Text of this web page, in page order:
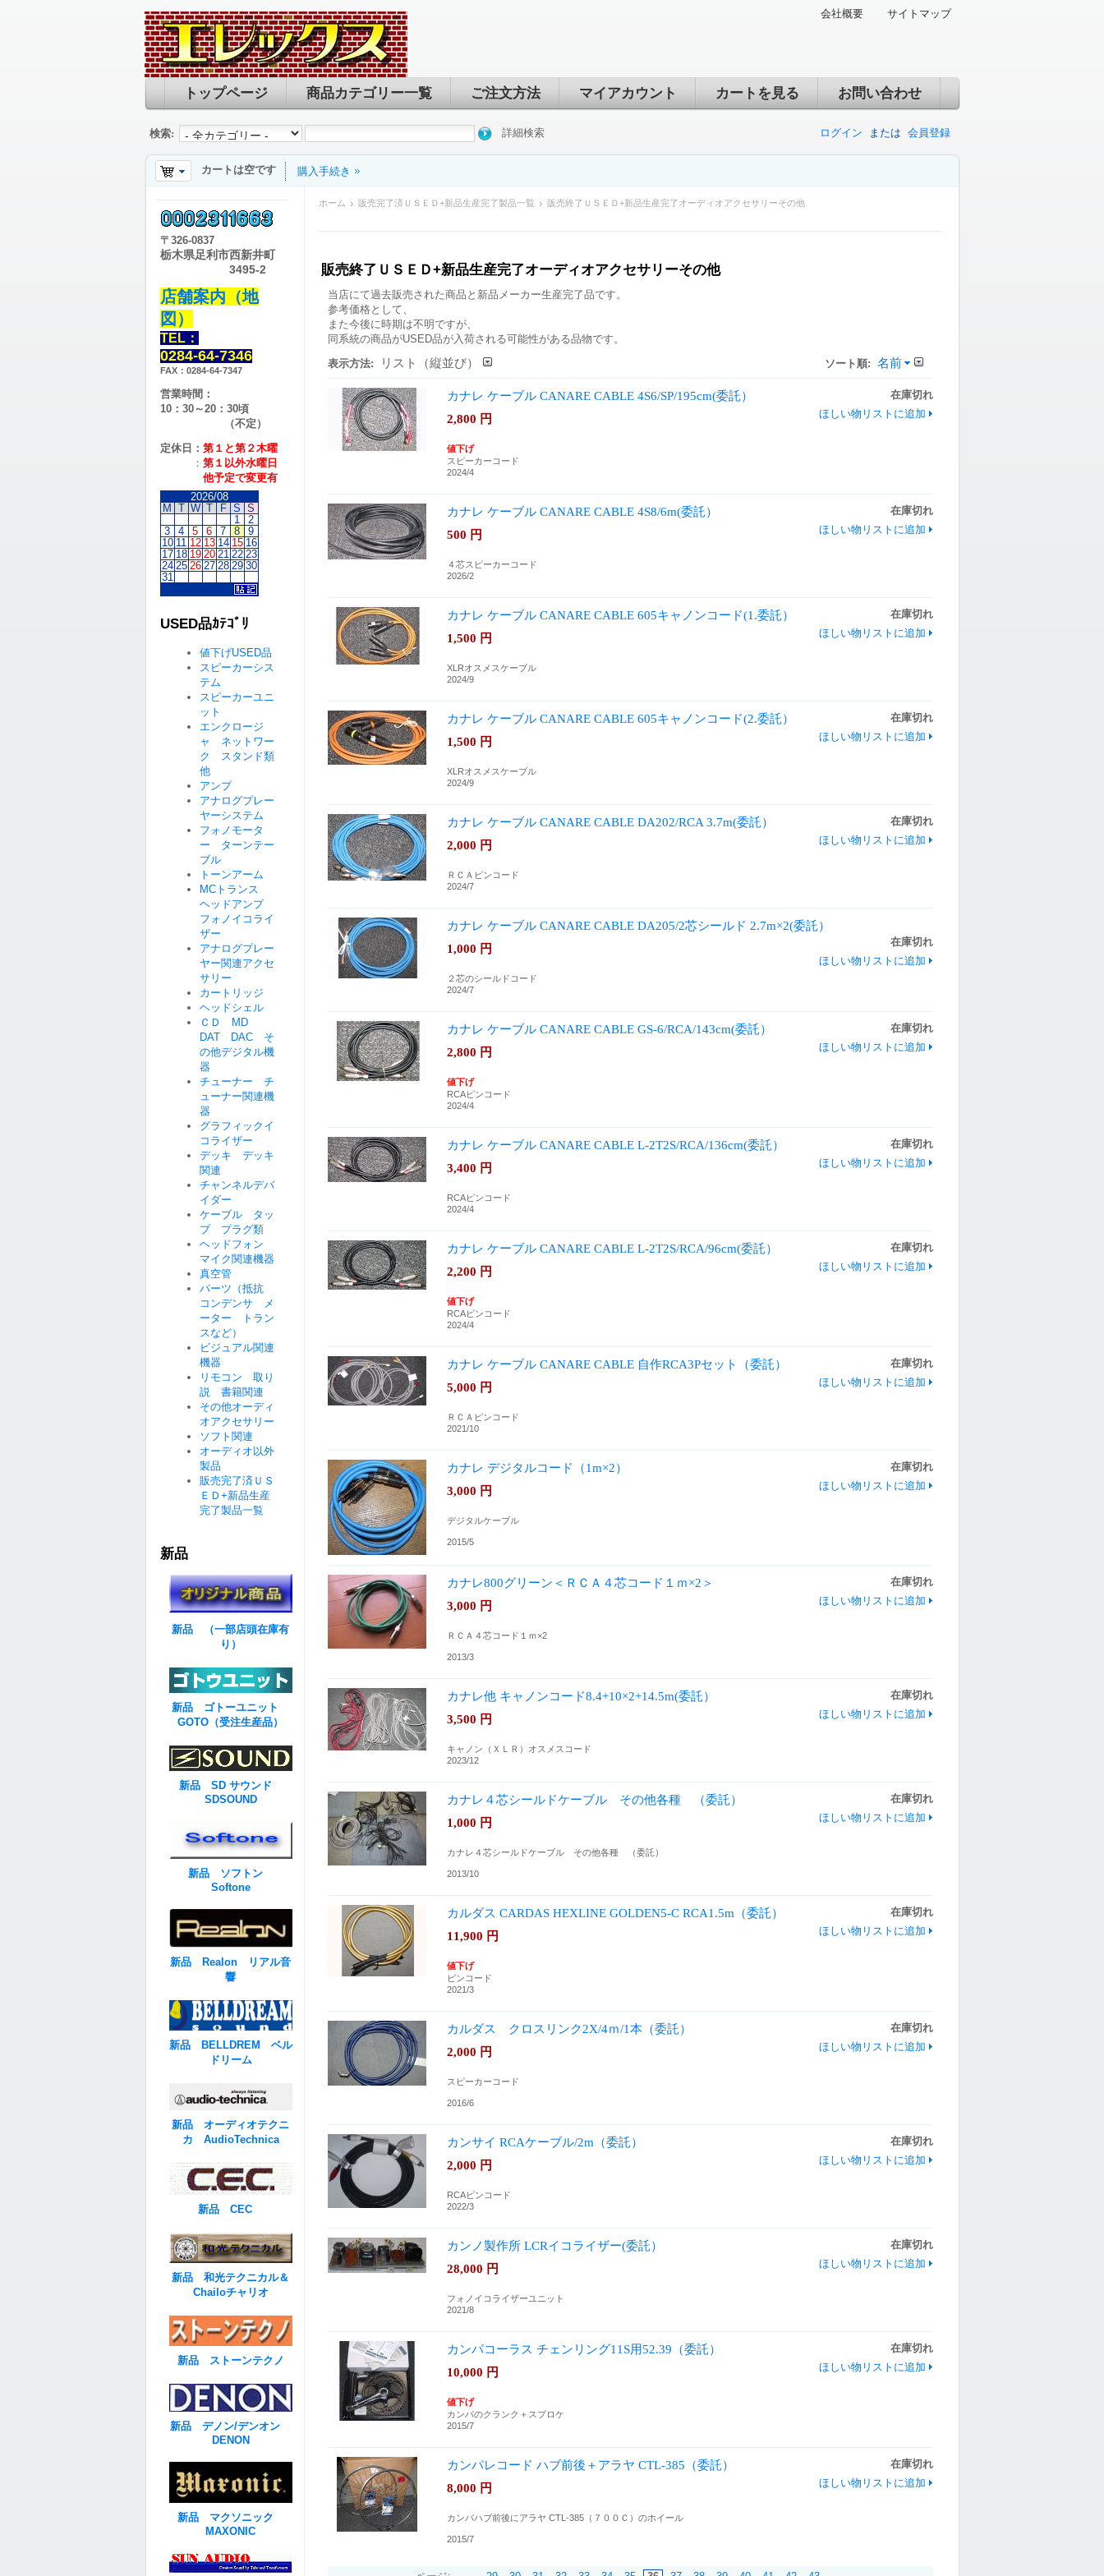
会社概要 サイトマップ
トップページ 商品カテゴリー一覧 ご注文方法 マイアカウント カートを見る お問い合わせ
ログイン または 会員登録
検索: 詳細検索
カートは空です 購入手続き
ホーム 販売完了済ＵＳＥＤ+新品生産完了製品一覧 販売終了ＵＳＥＤ+新品生産完了オーディオアクセサリーその他
販売終了ＵＳＥＤ+新品生産完了オーディオアクセサリーその他
当店にて過去販売された商品と新品メーカー生産完了品です。
参考価格として、
また今後に時期は不明ですが、
同系統の商品がUSED品が入荷される可能性がある品物です。
表示方法:
リスト（縦並び） ソート順: 名前
カナレ ケーブル CANARE CABLE 4S6/SP/195cm(委託）
在庫切れ
ほしい物リストに追加
2,800 円
値下げ
スピーカーコード
2024/4
カナレ ケーブル CANARE CABLE 4S8/6m(委託）
在庫切れ
ほしい物リストに追加
500 円
４芯スピーカーコード
2026/2
カナレ ケーブル CANARE CABLE 605キャノンコード(1.委託）
在庫切れ
ほしい物リストに追加
1,500 円
XLRオスメスケーブル
2024/9
カナレ ケーブル CANARE CABLE 605キャノンコード(2.委託）
在庫切れ
ほしい物リストに追加
1,500 円
XLRオスメスケーブル
2024/9
カナレ ケーブル CANARE CABLE DA202/RCA 3.7m(委託）
在庫切れ
ほしい物リストに追加
2,000 円
ＲＣＡピンコード
2024/7
カナレ ケーブル CANARE CABLE DA205/2芯シールド 2.7m×2(委託）
在庫切れ
ほしい物リストに追加
1,000 円
２芯のシールドコード
2024/7
カナレ ケーブル CANARE CABLE GS-6/RCA/143cm(委託）
在庫切れ
ほしい物リストに追加
2,800 円
値下げ
RCAピンコード
2024/4
カナレ ケーブル CANARE CABLE L-2T2S/RCA/136cm(委託）
在庫切れ
ほしい物リストに追加
3,400 円
RCAピンコード
2024/4
カナレ ケーブル CANARE CABLE L-2T2S/RCA/96cm(委託）
在庫切れ
ほしい物リストに追加
2,200 円
値下げ
RCAピンコード
2024/4
カナレ ケーブル CANARE CABLE 自作RCA3Pセット（委託）
在庫切れ
ほしい物リストに追加
5,000 円
ＲＣＡピンコード
2021/10
カナレ デジタルコード（1m×2）
在庫切れ
ほしい物リストに追加
3,000 円
デジタルケーブル
2015/5
カナレ800グリーン＜ＲＣＡ４芯コード１ｍ×2＞
在庫切れ
ほしい物リストに追加
3,000 円
ＲＣＡ４芯コード１ｍ×2
2013/3
カナレ他 キャノンコード8.4+10×2+14.5m(委託）
在庫切れ
ほしい物リストに追加
3,500 円
キャノン（ＸＬＲ）オスメスコード
2023/12
カナレ４芯シールドケーブル その他各種 （委託）
在庫切れ
ほしい物リストに追加
1,000 円
カナレ４芯シールドケーブル その他各種 （委託）
2013/10
カルダス CARDAS HEXLINE GOLDEN5-C RCA1.5m（委託）
在庫切れ
ほしい物リストに追加
11,900 円
値下げ
ピンコード
2021/3
カルダス クロスリンク2X/4ｍ/1本（委託）
在庫切れ
ほしい物リストに追加
2,000 円
スピーカーコード
2016/6
カンサイ RCAケーブル/2m（委託）
在庫切れ
ほしい物リストに追加
2,000 円
RCAピンコード
2022/3
カンノ製作所 LCRイコライザー(委託）
在庫切れ
ほしい物リストに追加
28,000 円
フォノイコライザーユニット
2021/8
カンパコーラス チェンリング11S用52.39（委託）
在庫切れ
ほしい物リストに追加
10,000 円
値下げ
カンパのクランク＋スプロケ
2015/7
カンパレコード ハブ前後＋アラヤ CTL-385（委託）
在庫切れ
ほしい物リストに追加
8,000 円
カンパハブ前後にアラヤ CTL-385（７００Ｃ）のホイール
2015/7
〒 326-0837
栃木県足利市西新井町
3495-2
店舗案内（地
図）
TEL：
0284-64-7346
FAX：0284-64-7347
営業時間：
10：30～20：30頃
（不定）
定休日： 第１と第２木曜
： 第１以外水曜日
他予定で変更有
2026/08
M
T W T F S S
1
2
3
4 5 6 7 8
9
10 11 12 13 14 15 16
17 18 19 20 21 22 23
24 25 26 27 28 29 30
31
USED品ｶﾃｺﾞﾘ
値下げUSED品
スピーカーシス
テム
スピーカーユニ
ット
エンクロージ
ャ ネットワー
ク スタンド類
他
アンプ
アナログプレー
ヤーシステム
フォノモータ
ー ターンテー
ブル
トーンアーム
MCトランス
ヘッドアンプ
フォノイコライ
ザー
アナログプレー
ヤー関連アクセ
サリー
カートリッジ
ヘッドシェル
ＣＤ MD
DAT DAC そ
の他デジタル機
器
チューナー チ
ューナー関連機
器
グラフィックイ
コライザー
デッキ デッキ
関連
チャンネルデバ
イダー
ケーブル タッ
プ プラグ類
ヘッドフォン
マイク関連機器
真空管
パーツ（抵抗
コンデンサ メ
ーター トラン
スなど）
ビジュアル関連
機器
リモコン 取り
説 書籍関連
その他オーディ
オアクセサリー
ソフト関連
オーディオ以外
製品
販売完了済ＵＳ
ＥＤ+新品生産
完了製品一覧
新品
新品 （一部店頭在庫有
り）
新品 ゴトーユニット
GOTO（受注生産品）
新品 SD サウンド
SDSOUND
新品 ソフトン
Softone
新品 Realon リアル音
響
新品 BELLDREM ベル
ドリーム
新品 オーディオテクニ
カ AudioTechnica
新品 CEC
新品 和光テクニカル＆
Chailoチャリオ
新品 ストーンテクノ
新品 デノン/デンオン
DENON
新品 マクソニック
MAXONIC